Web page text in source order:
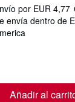
por EUR 4,77
envía dentro de
Añadir al